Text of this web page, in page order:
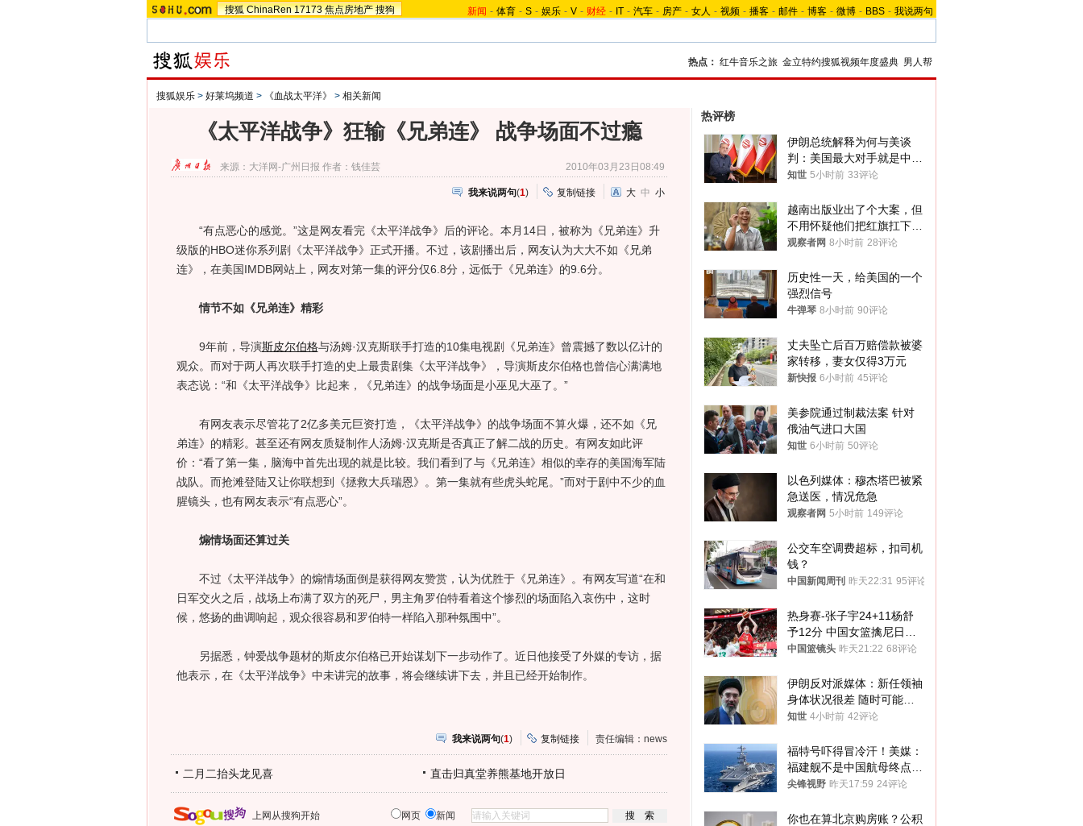
搜狐 ChinaRen 17173 焦点房地产 搜狗 新闻 - 体育 - S - 娱乐 - V - 财经 - IT - 汽车 - 房产 - 女人 - 视频 - 播客 - 邮件 - 博客 - 微博 - BBS - 我说两句
热点： 红牛音乐之旅 金立特约搜狐视频年度盛典 男人帮
搜狐娱乐 > 好莱坞频道 > 《血战太平洋》 > 相关新闻
《太平洋战争》狂输《兄弟连》 战争场面不过瘾
来源： 大洋网-广州日报 作者：钱佳芸 2010年03月23日08:49
我来说两句(1) 复制链接 大 中 小
“有点恶心的感觉。”这是网友看完《太平洋战争》后的评论。本月14日，被称为《兄弟连》升
级版的HBO迷你系列剧《太平洋战争》正式开播。不过，该剧播出后，网友认为大大不如《兄弟
连》，在美国IMDB网站上，网友对第一集的评分仅6.8分，远低于《兄弟连》的9.6分。
情节不如《兄弟连》精彩
9年前，导演斯皮尔伯格与汤姆·汉克斯联手打造的10集电视剧《兄弟连》曾震撼了数以亿计的
观众。而对于两人再次联手打造的史上最贵剧集《太平洋战争》，导演斯皮尔伯格也曾信心满满地
表态说：“和《太平洋战争》比起来，《兄弟连》的战争场面是小巫见大巫了。”
有网友表示尽管花了2亿多美元巨资打造，《太平洋战争》的战争场面不算火爆，还不如《兄
弟连》的精彩。甚至还有网友质疑制作人汤姆·汉克斯是否真正了解二战的历史。有网友如此评
价：“看了第一集，脑海中首先出现的就是比较。我们看到了与《兄弟连》相似的幸存的美国海军陆
战队。而抢滩登陆又让你联想到《拯救大兵瑞恩》。第一集就有些虎头蛇尾。”而对于剧中不少的血
腥镜头，也有网友表示“有点恶心”。
煽情场面还算过关
不过《太平洋战争》的煽情场面倒是获得网友赞赏，认为优胜于《兄弟连》。有网友写道“在和
日军交火之后，战场上布满了双方的死尸，男主角罗伯特看着这个惨烈的场面陷入哀伤中，这时
候，悠扬的曲调响起，观众很容易和罗伯特一样陷入那种氛围中”。
另据悉，钟爱战争题材的斯皮尔伯格已开始谋划下一步动作了。近日他接受了外媒的专访，据
他表示，在《太平洋战争》中未讲完的故事，将会继续讲下去，并且已经开始制作。
我来说两句(1) 复制链接 责任编辑：news
二月二抬头龙见喜 直击归真堂养熊基地开放日
上网从搜狗开始 网页 新闻
热评榜
伊朗总统解释为何与美谈
判：美国最大对手就是中
国，但他们也在对话
知世 5小时前 33评论
越南出版业出了个大案，但
不用怀疑他们把红旗扛下去
的决心
观察者网 8小时前 28评论
历史性一天，给美国的一个
强烈信号
牛弹琴 8小时前 90评论
丈夫坠亡后百万赔偿款被婆
家转移，妻女仅得3万元
新快报 6小时前 45评论
美参院通过制裁法案 针对
俄油气进口大国
知世 6小时前 50评论
以色列媒体：穆杰塔巴被紧
急送医，情况危急
观察者网 5小时前 149评论
公交车空调费超标，扣司机
钱？
中国新闻周刊 昨天22:31 95评论
热身赛-张子宇24+11杨舒
予12分 中国女篮擒尼日利
亚
中国篮镜头 昨天21:22 68评论
伊朗反对派媒体：新任领袖
身体状况很差 随时可能离
世
知世 4小时前 42评论
福特号吓得冒冷汗！美媒：
福建舰不是中国航母终点，
而是新起点！
尖锋视野 昨天17:59 24评论
你也在算北京购房账？公积